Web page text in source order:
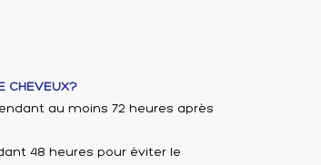
CHEVEUX?
au moins 72 heures après
48 heures pour éviter le